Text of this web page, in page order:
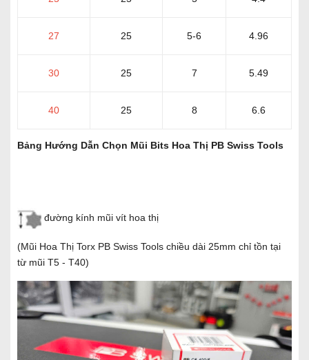
Bảng Hướng Dẫn Chọn Mũi Bits Hoa Thị PB Swiss Tools
27 25 5-6 4.96
30 25 7 5.49
40 25 8 6.6
đường kính mũi vít hoa thị
(Mũi Hoa Thị Torx PB Swiss Tools chiều dài 25mm chỉ tồn tại
từ mũi T5 - T40)